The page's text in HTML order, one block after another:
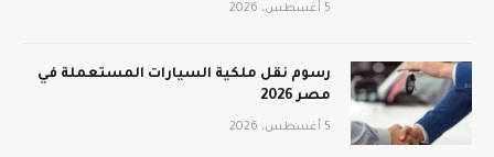
5 أغسطس، 2026
رسوم نقل ملكية السيارات المستعملة في
مصر 2026
5 أغسطس، 2026